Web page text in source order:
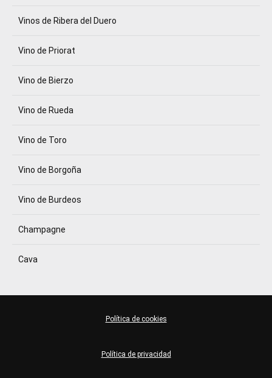
Vinos de Ribera del Duero
Vino de Priorat
Vino de Bierzo
Vino de Rueda
Vino de Toro
Vino de Borgoña
Vino de Burdeos
Champagne
Cava
Política de privacidad
Política de cookies